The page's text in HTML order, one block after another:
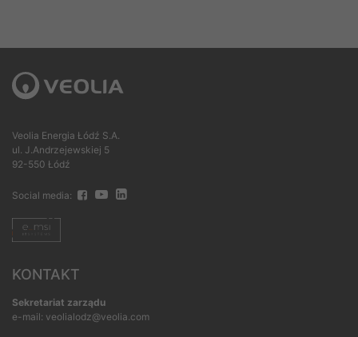
Veolia Energia Łódź S.A.
ul. J.Andrzejewskiej 5
92-550 Łódź
Social media:
KONTAKT
Sekretariat zarządu
e-mail: veolialodz@veolia.com